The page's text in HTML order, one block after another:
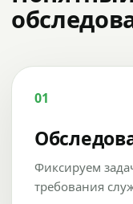
01
Фиксируем
требования